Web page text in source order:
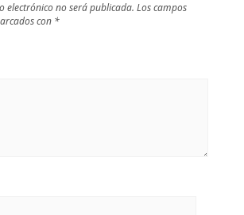
electrónico no será publicada. Los campos
con *